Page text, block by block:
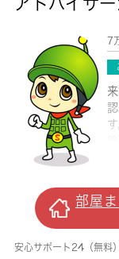
アドバイザ
7
部屋
安心サポート24（無料